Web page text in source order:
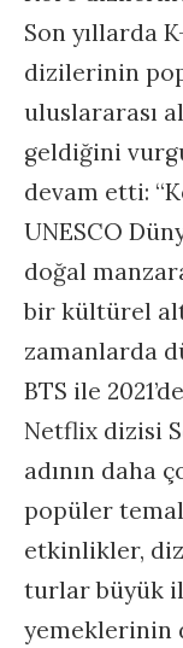
Son yıllarda
dizilerinin
uluslararası
geldiğini
devam etti:
UNESCO
doğal
bir kültürel
zamanlarda
BTS ile
Netflix dizisi
adının daha
popüler
etkinlikler,
turlar büyük
yemeklerinin